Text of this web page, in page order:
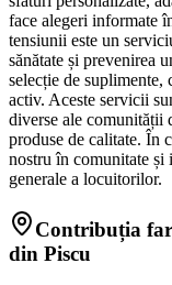
face alegeri informate
tensiunii este un
sănătate și prevenirea
selecție de suplimente,
activ. Aceste servicii
diverse ale comunității
produse de calitate. În
nostru în comunitate și
generale a locuitorilor.
Contribuția
din Piscu